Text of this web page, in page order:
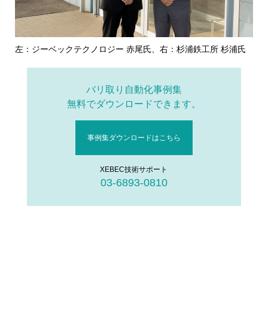
左：ジーベックテクノロジー 赤尾氏、右：杉浦鉄工所 杉浦氏
バリ取り自動化事例集
無料でダウンロードできます。
事例集ダウンロードはこちら
XEBEC技術サポート
03-6893-0810